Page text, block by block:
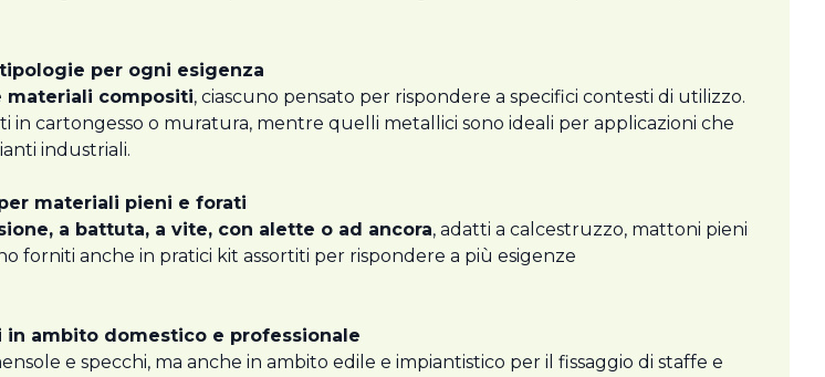
per ogni esigenza
materiali compositi, ciascuno pensato per rispondere a specifici contesti di utilizzo.
in cartongesso o muratura, mentre quelli metallici sono ideali per applicazioni che
industriali.
materiali pieni e forati
a battuta, a vite, con alette o ad ancora, adatti a calcestruzzo, mattoni pieni
forniti anche in pratici kit assortiti per rispondere a più esigenze
ambito domestico e professionale
e specchi, ma anche in ambito edile e impiantistico per il fissaggio di staffe e